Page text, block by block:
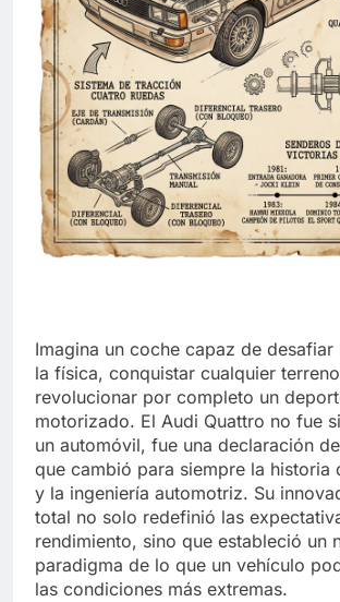
Imagina un coche capaz de desafiar
la física, conquistar cualquier
revolucionar por completo un
motorizado. El Audi Quattro no fue
un automóvil, fue una declaración
que cambió para siempre la historia
y la ingeniería automotriz. Su
total no solo redefinió las
rendimiento, sino que estableció un
paradigma de lo que un vehículo
las condiciones más extremas.